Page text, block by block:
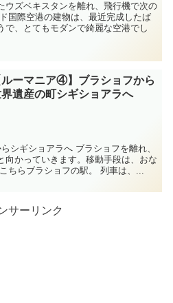
ウズベキスタンを離れ、飛行機で次の
国際空港の建物は、最近完成したば
で、とてもモダンで綺麗な空港でし
ルーマニア④】ブラショフから
遺産の町シギショアラへ
シギショアラへ ブラショフを離れ、
向かっていきます。移動手段は、おな
ちらブラショフの駅。 列車は、...
サーリンク